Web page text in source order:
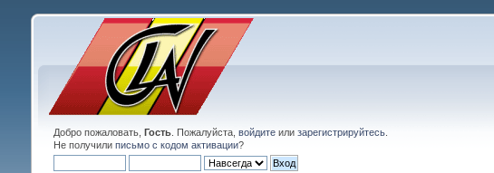
Добро пожаловать, Гость. Пожалуйста, войдитеили зарегистрируйтесь.
Не получили письмо с кодом активации?